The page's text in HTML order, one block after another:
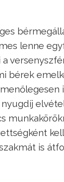
lenne
bérek
nyugdíj
is